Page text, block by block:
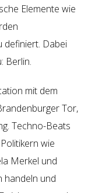
Elemente wie
definiert. Dabei
Berlin.
mit dem
Tor,
Techno-Beats
wie
Merkel und
handeln und